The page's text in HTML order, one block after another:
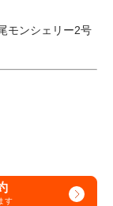
モンシェリー2号
す